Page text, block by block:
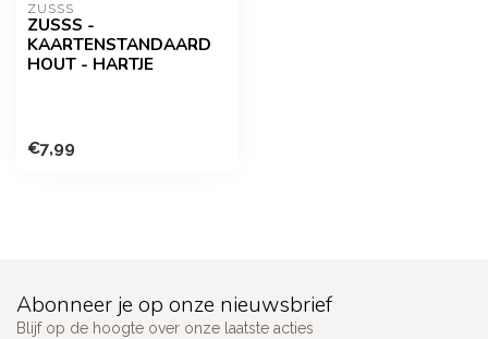
ZUSSS
ZUSSS -
KAARTENSTANDAARD
HOUT - HARTJE
€7,99
Abonneer je op onze nieuwsbrief
Blijf op de hoogte over onze laatste acties